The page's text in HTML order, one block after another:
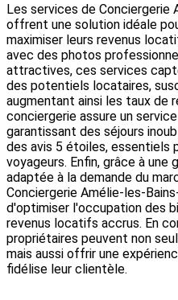
Les services de Conciergerie
offrent une solution idéale
maximiser leurs revenus
avec des photos
attractives, ces services
des potentiels locataires,
augmentant ainsi les taux de
conciergerie assure un
garantissant des séjours
des avis 5 étoiles, essentiels
voyageurs. Enfin, grâce à une
adaptée à la demande du
Conciergerie Amélie-les-
d'optimiser l'occupation des
revenus locatifs accrus. En
propriétaires peuvent non
mais aussi offrir une
fidélise leur clientèle.